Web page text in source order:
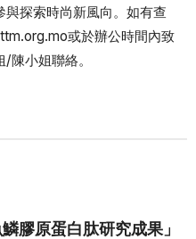
探索時尚新風向。如有查
或於辦公時間內致
小姐聯絡。
鱗膠原蛋白肽研究成果」